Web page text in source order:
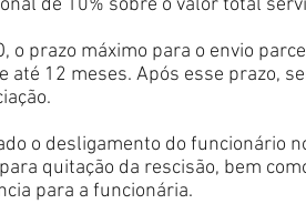
de 10% sobre o valor total
o prazo máximo para o envio
até 12 meses. Após esse prazo,
o desligamento do funcionário
quitação da rescisão, bem
para a funcionária.